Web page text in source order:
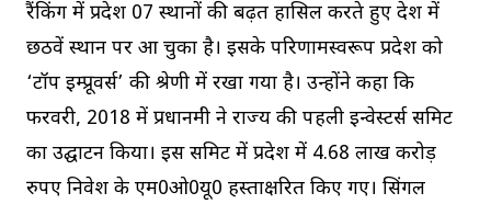
रैंकिंग में प्रदेश 07 स्थानों की बढ़त हासिल करते हुए देश में
छठवें स्थान पर आ चुका है। इसके परिणामस्वरूप प्रदेश को
‘टॉप इम्प्रूवर्स’ की श्रेणी में रखा गया है। उन्होंने कहा कि
फरवरी, 2018 में प्रधानमंत्री ने राज्य की पहली इन्वेस्टर्स समिट
का उद्घाटन किया। इस समिट में प्रदेश में 4.68 लाख करोड़
रुपए निवेश के एम0ओ0यू0 हस्ताक्षरित किए गए। सिंगल